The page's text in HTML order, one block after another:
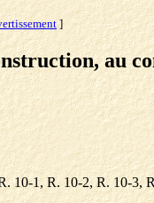
]
au
10-1, R. 10-2, R. 10-3,